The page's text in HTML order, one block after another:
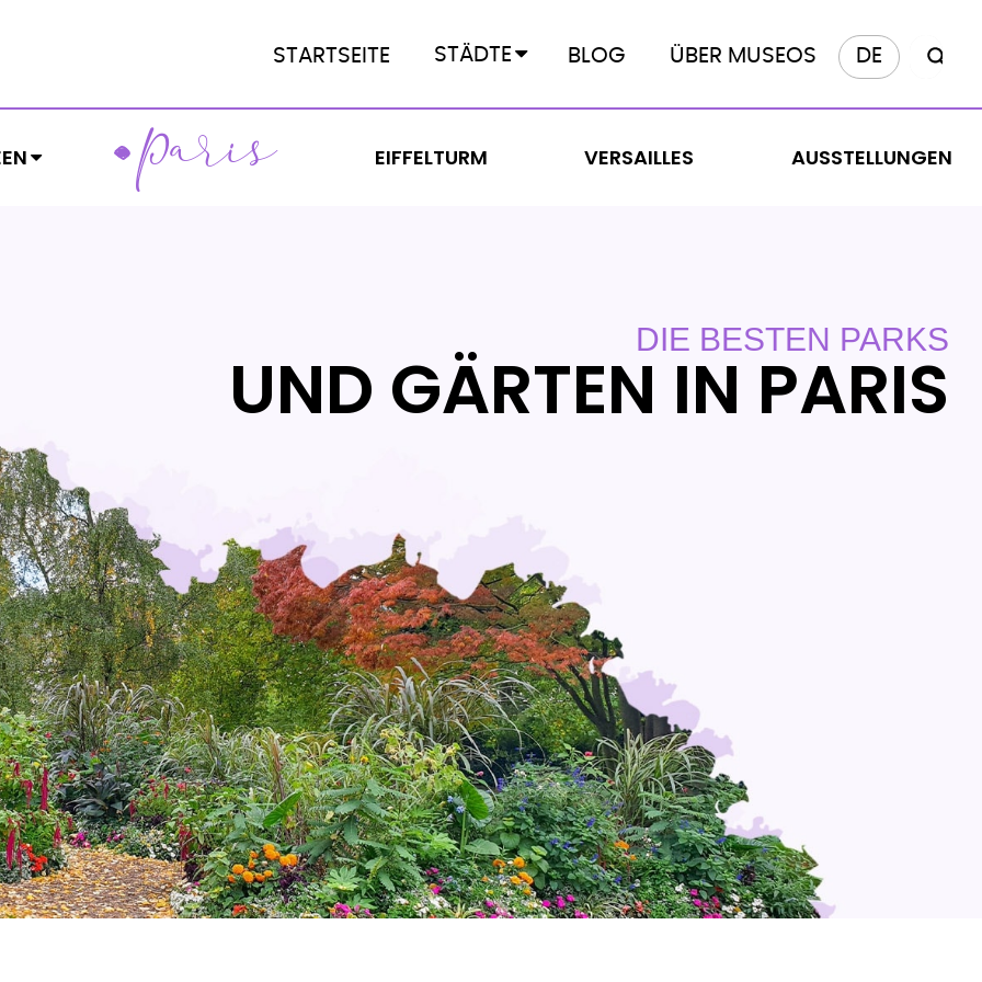
STARTSEITE STÄDTE BLOG ÜBER MUSEOS DE
PARIS EIFFELTURM VERSAILLES AUSSTELLUNGEN
DIE BESTEN PARKS
UND GÄRTEN IN PARIS